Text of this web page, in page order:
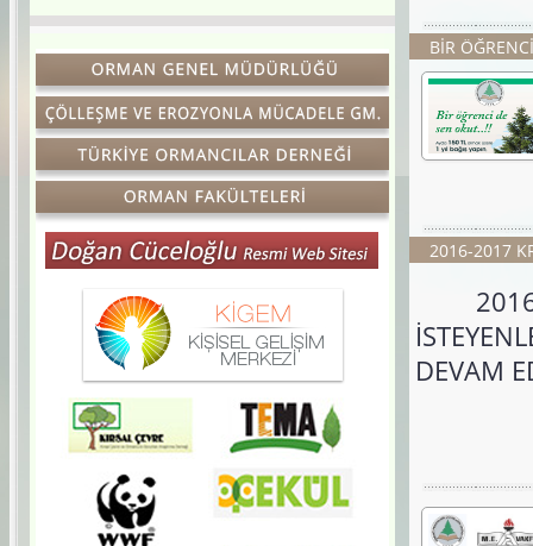
BİR
2016-2017
2016-
DEVAM